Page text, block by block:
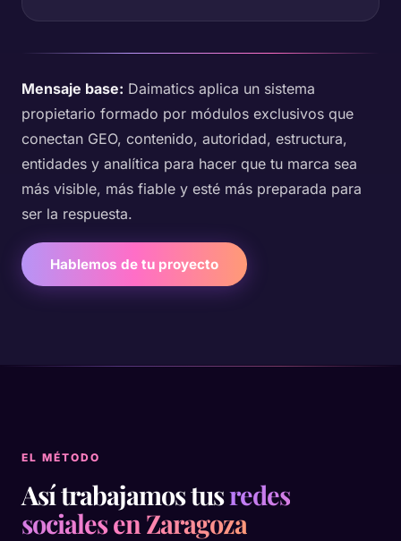
Mensaje base: Daimatics aplica un sistema
propietario formado por módulos exclusivos que
conectan GEO, contenido, autoridad, estructura,
entidades y analítica para hacer que tu marca sea
más visible, más fiable y esté más preparada para
ser la respuesta.
Hablemos de tu proyecto
EL MÉTODO
Así trabajamos tusredes
sociales en Zaragoza